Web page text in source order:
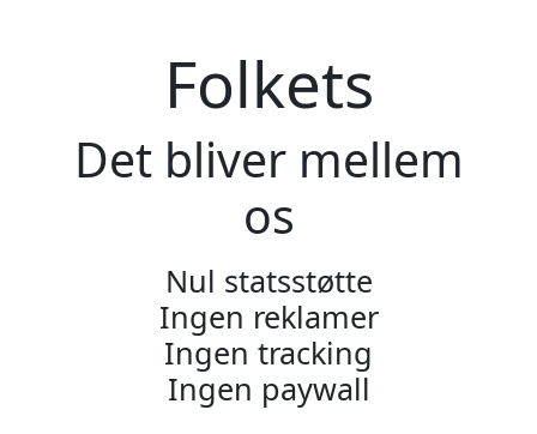
Folkets
Det bliver mellem
os
Nul statsstøtte
Ingen reklamer
Ingen tracking
Ingen paywall